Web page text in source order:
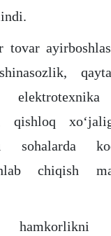
tovar
qishloq
chiqish
hamkorlikni